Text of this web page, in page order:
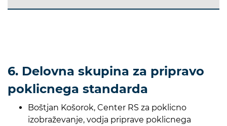
6. Delovna skupina za pripravo
poklicnega standarda
Boštjan Košorok, Center RS za poklicno
izobraževanje, vodja priprave poklicnega